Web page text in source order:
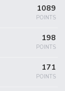
1089
POINTS
198
POINTS
171
POINTS